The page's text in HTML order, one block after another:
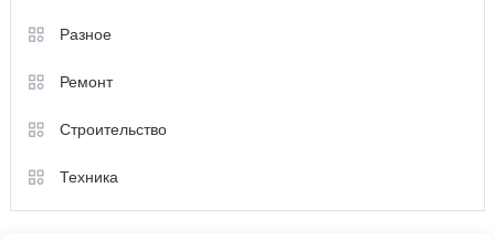
Разное
Ремонт
Строительство
Техника